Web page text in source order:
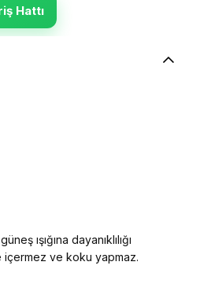
Hattı
ışığına dayanıklılığı
içermez ve koku yapmaz.